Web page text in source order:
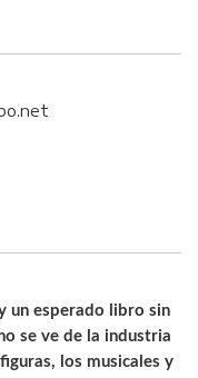
un esperado libro sin
se ve de la industria
los musicales y